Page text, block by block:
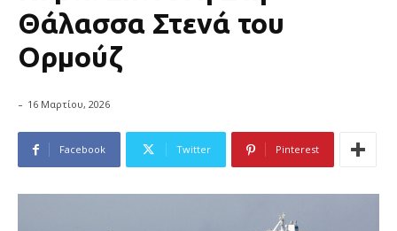
Θάλασσα Στενά του
Ορμούζ
- 16 Μαρτίου, 2026
Facebook Twitter Pinterest